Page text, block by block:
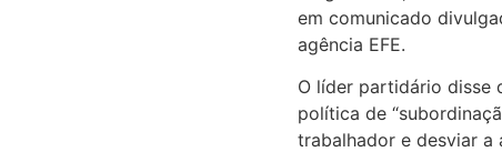
em comunicado
agência EFE.
O líder partidário disse
política de
trabalhador e desviar a